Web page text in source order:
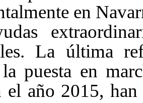
en
La última
puesta en
el año 2015,